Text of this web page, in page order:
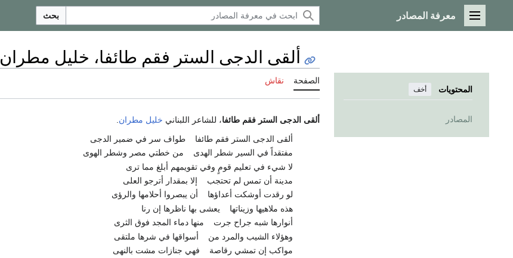
القائمة الرئيسية
معرفة المصادر بحث
المحتويات أخف
المصادر
ألقى الدجى الستر فقم طائفا، خليل مطران
الصفحة نقاش
ألقى الدجى الستر فقم طائفا، للشاعر اللبناني خليل مطران
ألقى الدجى الستر فقم طائفا
طواف سر في ضمير الدجى
مفتقداً في السير شطر الهدى
من خطتي مصر وشطر الهوى
لا شيء في تعليم قومٍ وفي تقويمهم أبلغ مما ترى
مدينة أن تمس لم تحتجب
إلا بمقدار أترجو العلى
لو رقدت أوشكت أعداؤها
أن يبصروا أحلامها والرؤى
هذه ملاهيها وزيناتها
يعشى بها ناظرها إن رنا
أنوارها شبه جراح جرت
منها دماء المجد فوق الثرى
وهؤلاء الشيب والمرد من
أسواقها في شرها ملتقى
مواكب إن تمشي رقاصة
فهي جنازات مشت بالنهى